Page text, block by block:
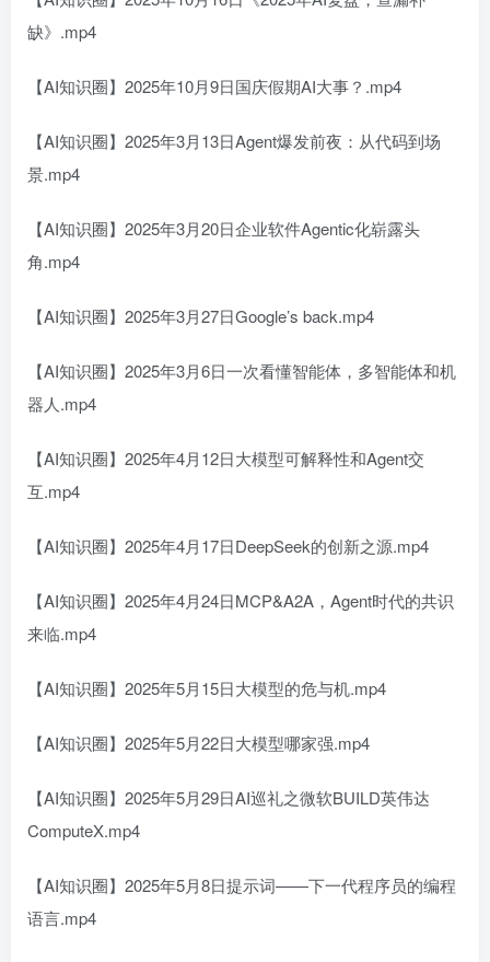
缺》.mp4
【AI知识圈】2025年10月9日国庆假期AI大事？.mp4
【AI知识圈】2025年3月13日Agent爆发前夜：从代码到场
景.mp4
【AI知识圈】2025年3月20日企业软件Agentic化崭露头
角.mp4
【AI知识圈】2025年3月27日Google’s back.mp4
【AI知识圈】2025年3月6日一次看懂智能体，多智能体和机
器人.mp4
【AI知识圈】2025年4月12日大模型可解释性和Agent交
互.mp4
【AI知识圈】2025年4月17日DeepSeek的创新之源.mp4
【AI知识圈】2025年4月24日MCP&A2A，Agent时代的共识
来临.mp4
【AI知识圈】2025年5月15日大模型的危与机.mp4
【AI知识圈】2025年5月22日大模型哪家强.mp4
【AI知识圈】2025年5月29日AI巡礼之微软BUILD英伟达
ComputeX.mp4
【AI知识圈】2025年5月8日提示词——下一代程序员的编程
语言.mp4